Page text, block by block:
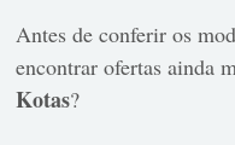
Antes de conferir os
encontrar ofertas ainda
Kotas?